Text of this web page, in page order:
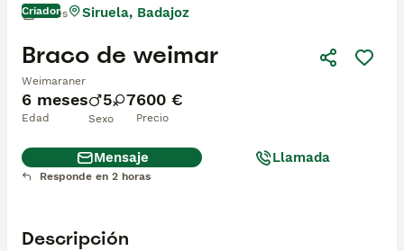
Criador
6 meses
Edad
5 7
Sexo
600 €
Precio
Braco de weimar
Weimaraner
1 mes Siruela, Badajoz
Mensaje Llamada
Responde en 2 horas
Descripción